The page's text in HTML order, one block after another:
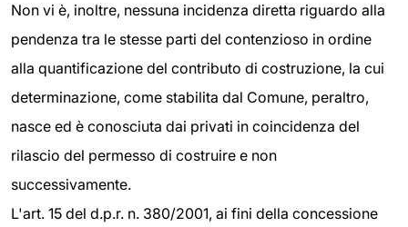
Non vi è, inoltre, nessuna incidenza diretta riguardo alla
pendenza tra le stesse parti del contenzioso in ordine
alla quantificazione del contributo di costruzione, la cui
determinazione, come stabilita dal Comune, peraltro,
nasce ed è conosciuta dai privati in coincidenza del
rilascio del permesso di costruire e non
successivamente.
L'art. 15 del d.p.r. n. 380/2001, ai fini della concessione